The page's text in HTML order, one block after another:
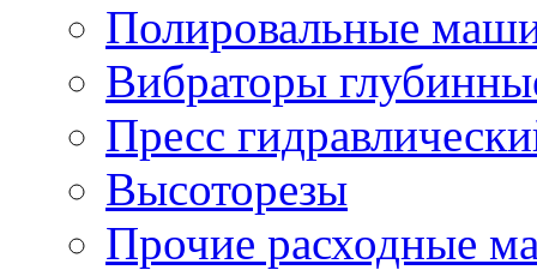
Полировальные
Вибраторы
Пресс
Высоторезы
Прочие расходные